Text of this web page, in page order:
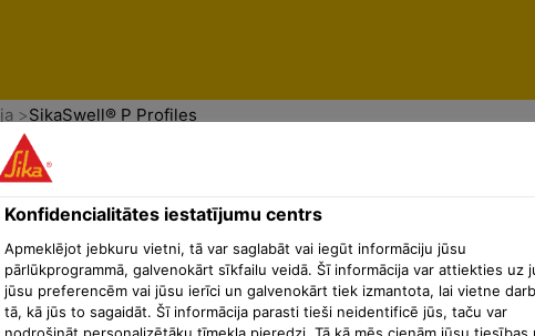
SikaSwell® P Profiles
Konfidencialitātes iestatījumu centrs
Apmeklējot jebkuru vietni, tā var saglabāt vai iegūt informāciju jūsu
pārlūkprogrammā, galvenokārt sīkfailu veidā. Šī informācija var attiekties uz
jūsu preferencēm vai jūsu ierīci un galvenokārt tiek izmantota, lai vietne
tā, kā jūs to sagaidāt. Šī informācija parasti tieši neidentificē jūs, taču var
nodrošināt personalizētāku tīmekļa pieredzi. Tā kā mēs cienām jūsu tiesības